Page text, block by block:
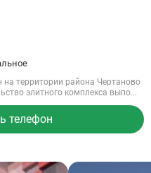
на территории района Чертаново
элитного комплекса выпо...
телефон